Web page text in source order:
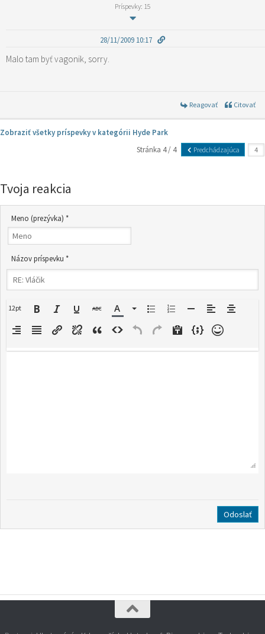
Príspevky: 15
28/11/2009 10:17
Malo tam byť vagonik, sorry.
Reagovať Citovať
Zobraziť všetky príspevky v kategórii Hyde Park
Stránka 4 / 4
Predchádzajúca
Tvoja reakcia
Meno (prezývka) *
Názov príspevku *
12pt